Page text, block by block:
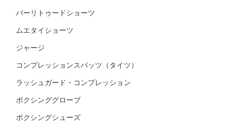
バーリトゥードショーツ
ムエタイショーツ
ジャージ
コンプレッションスパッツ（タイツ）
ラッシュガード・コンプレッション
ボクシンググローブ
ボクシングシューズ